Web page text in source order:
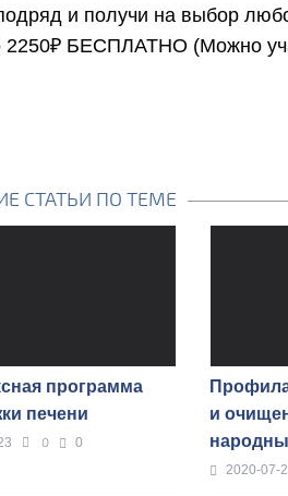
и получи на выбор
БЕСПЛАТНО (Можно
СТАТЬИ ПО ТЕМЕ
программа
печени
0 0
и
2020-07-